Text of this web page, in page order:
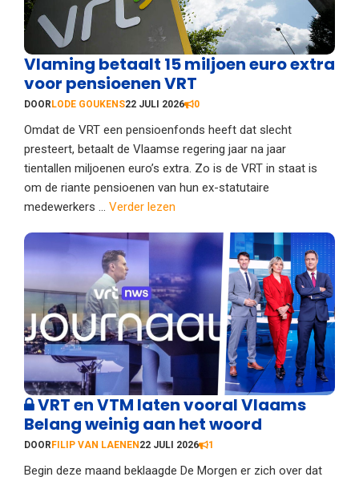
Vlaming betaalt 15 miljoen euro extra
voor pensioenen VRT
DOORLODE GOUKENS22 JULI 2026 0
Omdat de VRT een pensioenfonds heeft dat slecht
presteert, betaalt de Vlaamse regering jaar na jaar
tientallen miljoenen euro’s extra. Zo is de VRT in staat is
om de riante pensioenen van hun ex-statutaire
medewerkers ... Verder lezen
VRT en VTM laten vooral Vlaams
Belang weinig aan het woord
DOORFILIP VAN LAENEN22 JULI 2026 1
Begin deze maand beklaagde De Morgen er zich over dat